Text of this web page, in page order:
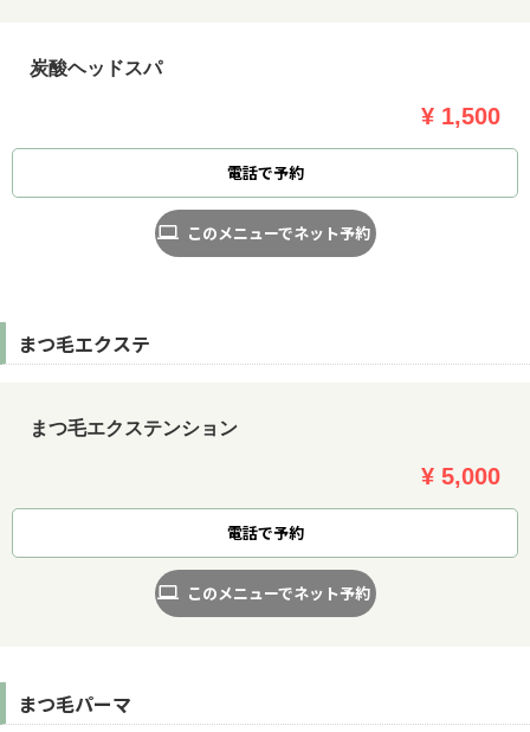
炭酸ヘッドスパ
¥ 1,500
電話で予約
このメニューでネット予約
まつ毛エクステ
まつ毛エクステンション
¥ 5,000
電話で予約
このメニューでネット予約
まつ毛パーマ